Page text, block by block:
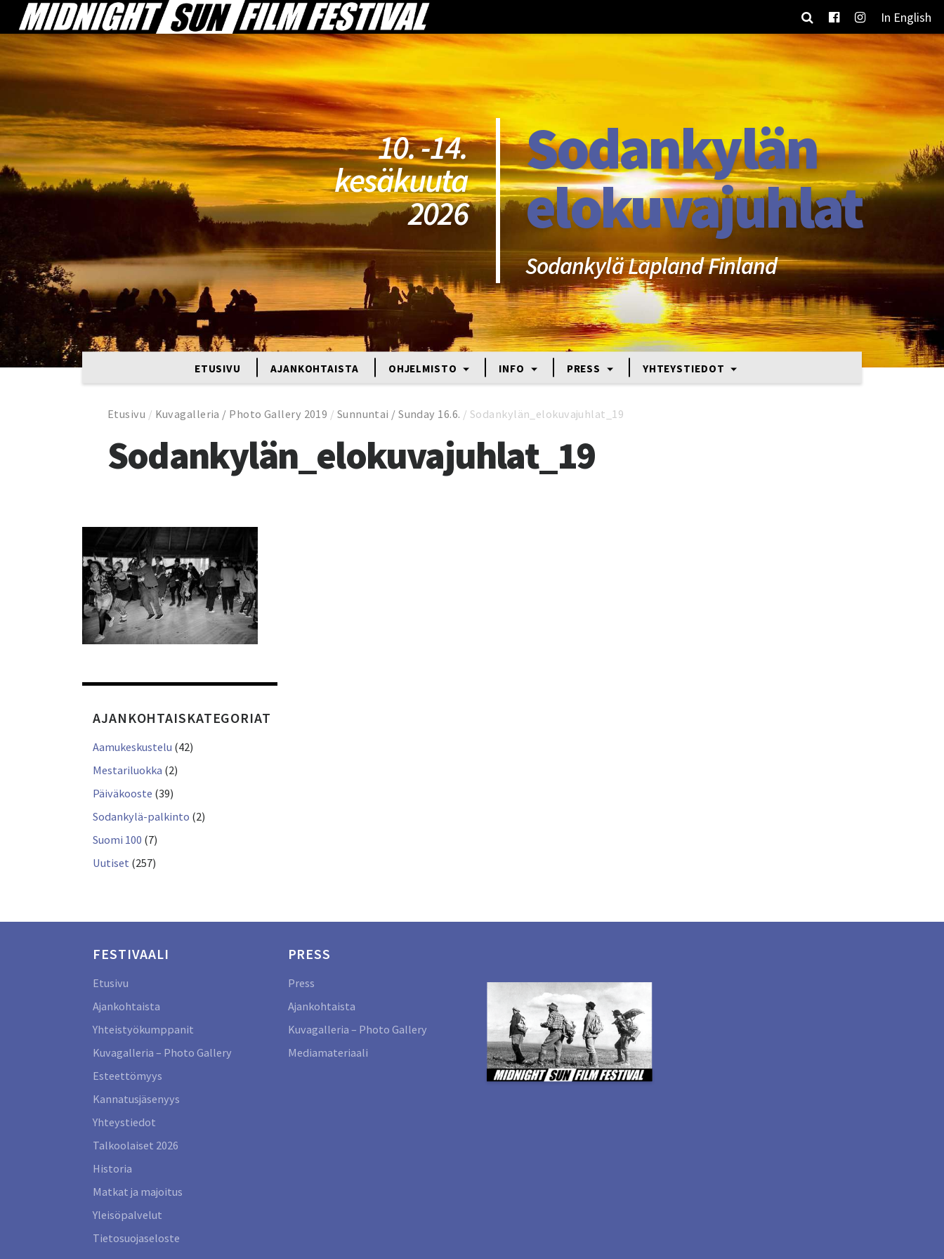
In English
10. -14.
kesäkuuta
2026
Sodankylän
elokuvajuhlat
Sodankylä Lapland Finland
ETUSIVU AJANKOHTAISTA OHJELMISTO INFO PRESS YHTEYSTIEDOT
Etusivu / Kuvagalleria / Photo Gallery 2019 / Sunnuntai / Sunday 16.6. / Sodankylän_elokuvajuhlat_19
Sodankylän_elokuvajuhlat_19
AJANKOHTAISKATEGORIAT
Aamukeskustelu (42)
Mestariluokka (2)
Päiväkooste (39)
Sodankylä-palkinto (2)
Suomi 100 (7)
Uutiset (257)
FESTIVAALI
Etusivu
Ajankohtaista
Yhteistyökumppanit
Kuvagalleria – Photo Gallery
Esteettömyys
Kannatusjäsenyys
Yhteystiedot
Talkoolaiset 2026
Historia
Matkat ja majoitus
Yleisöpalvelut
Tietosuojaseloste
PRESS
Press
Ajankohtaista
Kuvagalleria – Photo Gallery
Mediamateriaali